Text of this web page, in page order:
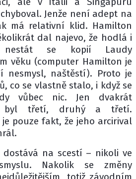
Jenže není adept na
má relativní klid. Hamilton
dal najevo, že hodlá i
se kopií Laudy
věku (computer Hamilton je
nesmysl, naštěstí). Proto je
co se vlastně stalo, i když se
vůbec nic. Jen dvakrát
byl třetí, druhý a třetí.
pouze fakt, že jeho arcirival
dostává na scestí – nikoli ve
Nakolik se změny